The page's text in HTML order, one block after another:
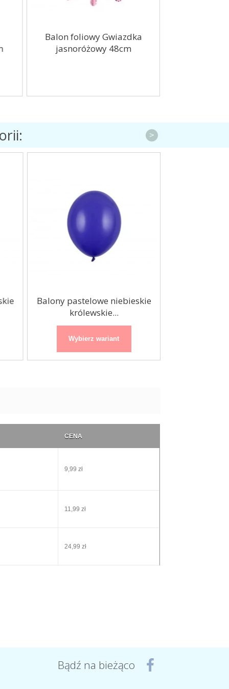
Balon foliowy Gwiazdka
jasnoróżowy 48cm
Balony pastelowe niebieskie
królewskie...
Wybierz wariant
>
CENA
9,99 zł
11,99 zł
24,99 zł
Bądź na bieżąco